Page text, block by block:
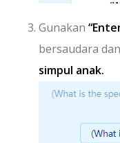
Gunakan
bersaudara
simpul anak.